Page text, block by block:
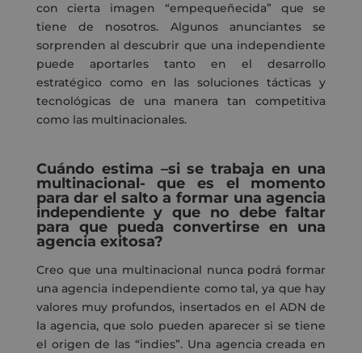
concierta imagen “empequeñecida” que se
tiene de nosotros. Algunos anunciantes se
sorprenden al descubrir que una independiente
puede aportarles tanto en el desarrollo
estratégico como en las soluciones tácticas y
tecnológicas
de una manera tancompetitiva
como las multinacionales.
Cuándo estima –si se trabaja en una
multinacional- que es el momento
para dar el salto a formar una agencia
independiente y que no debe faltar
para que pueda convertirse en una
agencia exitosa?
Creo que una multinacional nunca podrá formar
una agencia independiente como tal, ya que hay
valores muy profundos, insertadosen el ADN de
la agencia, que solo pueden aparecer si se tiene
el origen de las “indies”. Una agencia creada en